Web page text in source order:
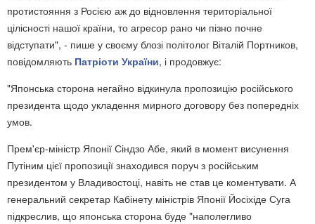
протистояння з Росією аж до відновлення територіальної
цілісності нашої країни, то агресор рано чи пізно почне
відступати", - пише у своєму блозі політолог Віталій Портников,
повідомляють Патріоти України, і продовжує:
"Японська сторона негайно відкинула пропозицію російського
президента щодо укладення мирного договору без попередніх
умов.
Прем'єр-міністр Японії Сіндзо Абе, який в момент висунення
Путіним цієї пропозиції знаходився поруч з російським
президентом у Владивостоці, навіть не став це коментувати. А
генеральний секретар Кабінету міністрів Японії Йосіхіде Суга
підкреслив, що японська сторона буде "наполегливо